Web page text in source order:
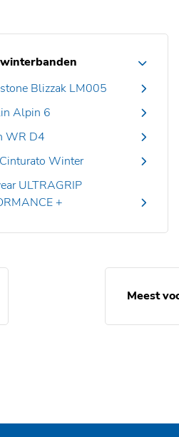
Blizzak LM005
Alpin 6
WR D4
Winter
ULTRAGRIP
+
Meest